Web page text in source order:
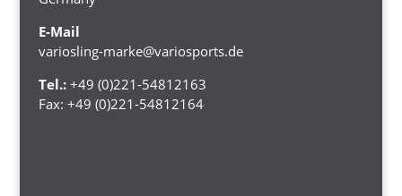
E-Mail
variosling-marke@variosports.de
Tel.: +49 (0)221-54812163
Fax: +49 (0)221-54812164